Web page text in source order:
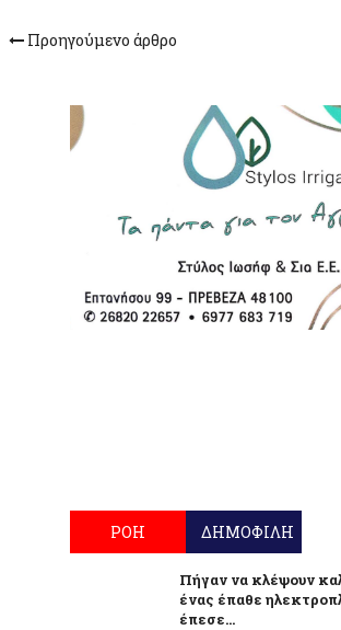
Προηγούμενο άρθρο
ΡΟΗ ΔΗΜΟΦΙΛΗ
Πήγαν να κλέψουν
ένας έπαθε
έπεσε...